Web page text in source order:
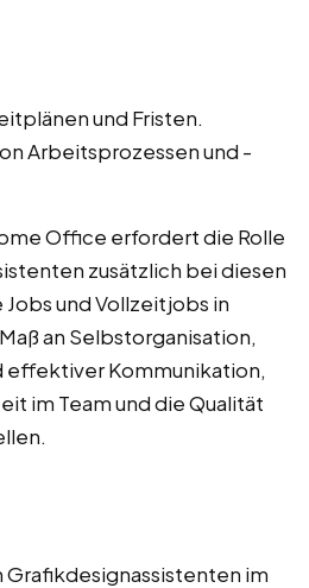
und Fristen.
Arbeitsprozessen und -
Office erfordert die Rolle
zusätzlich bei diesen
und Vollzeitjobs in
an Selbstorganisation,
effektiver Kommunikation,
im Team und die Qualität
Grafikdesignassistenten im